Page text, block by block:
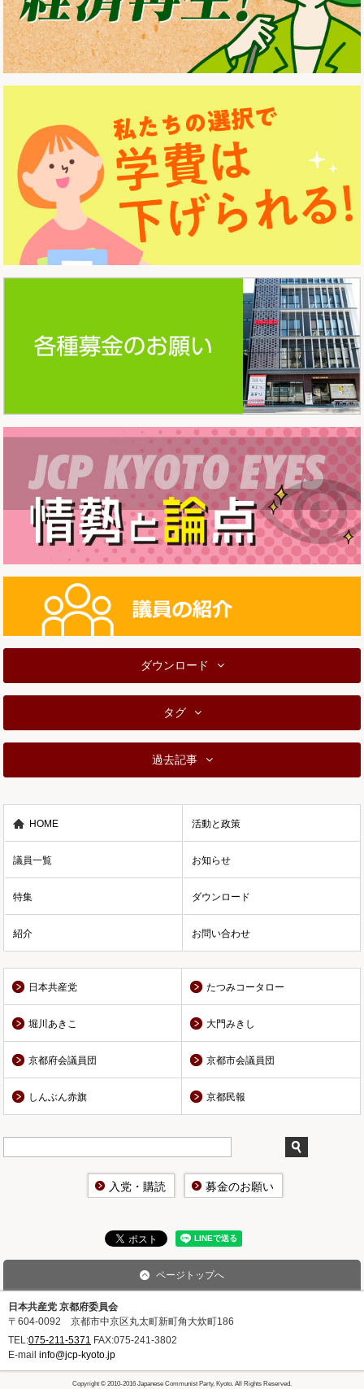
ダウンロード
タグ
過去記事
HOME 活動と政策
議員一覧 お知らせ
特集 ダウンロード
紹介 お問い合わせ
日本共産党 たつみコータロー
堀川あきこ 大門みきし
京都府会議員団 京都市会議員団
しんぶん赤旗 京都民報
入党・購読 募金のお願い
ページトップへ
日本共産党 京都府委員会
〒604-0092 京都市中京区丸太町新町角大炊町186
TEL:075-211-5371 FAX:075-241-3802
E-mail info@jcp-kyoto.jp
Copyright © 2010-2016 Japanese Communist Party, Kyoto. All Rights Reserved.